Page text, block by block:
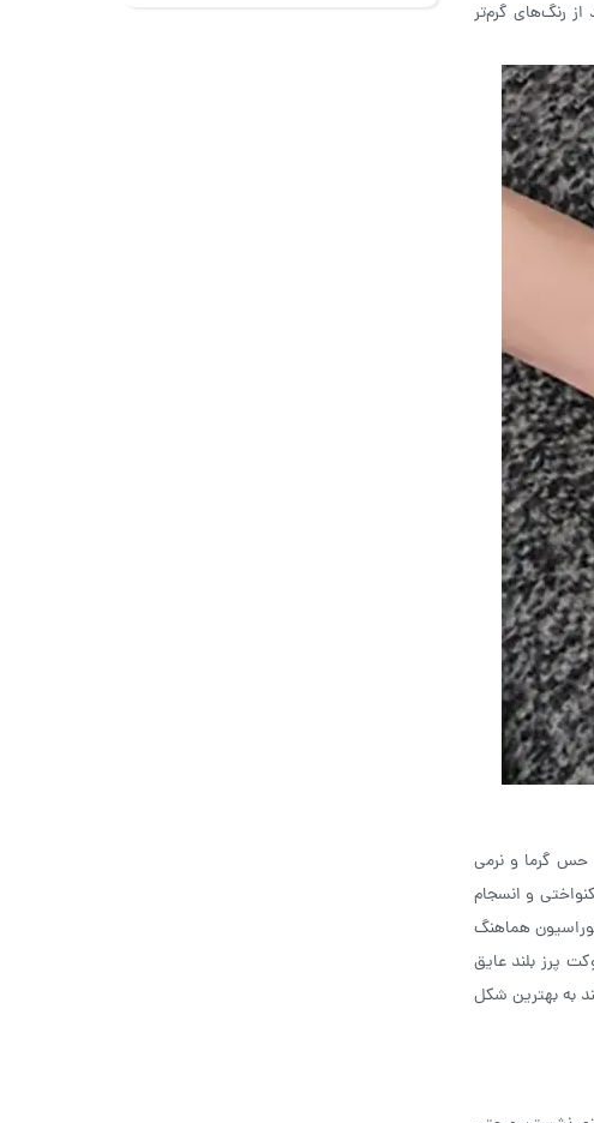
رنگ‌های گرم‌تر
حس گرما و نرمی
و انسجام
هماهنگ
پرز بلند عایق
به بهترین شکل